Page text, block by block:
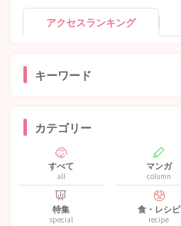
アクセスランキング
キーワード
カテゴリー
すべて
all
マンガ
column
特集
special
食・レシピ
recipe